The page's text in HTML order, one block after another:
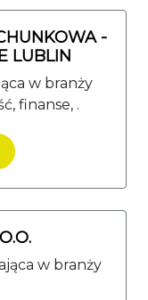
-
LUBLIN
w branży
finanse, .
w branży